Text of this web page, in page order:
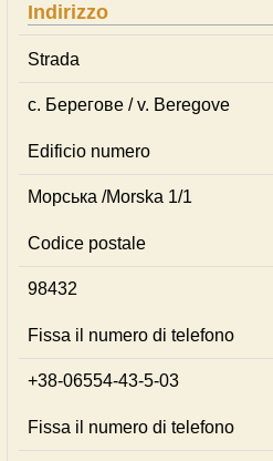
Indirizzo
Strada
с. Берегове / v. Beregove
Edificio numero
Морська /Morska 1/1
Codice postale
98432
Fissa il numero di telefono
+38-06554-43-5-03
Fissa il numero di telefono